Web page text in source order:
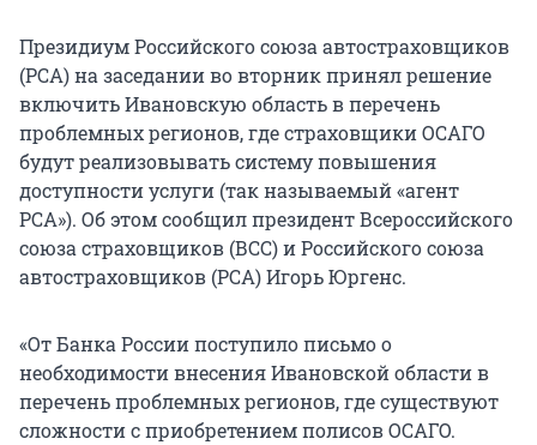
Президиум Российского союза автостраховщиков
(РСА) на заседании во вторник принял решение
включить Ивановскую область в перечень
проблемных регионов, где страховщики ОСАГО
будут реализовывать систему повышения
доступности услуги (так называемый «агент
РСА»). Об этом сообщил президент Всероссийского
союза страховщиков (ВСС) и Российского союза
автостраховщиков (РСА) Игорь Юргенс.
«От Банка России поступило письмо о
необходимости внесения Ивановской области в
перечень проблемных регионов, где существуют
сложности с приобретением полисов ОСАГО.